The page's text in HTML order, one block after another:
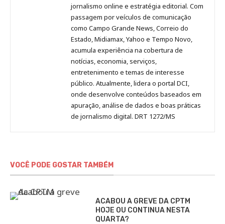
Pinterest
LinkedInInstagram
FacebookMalagolini
jornalismo online e estratégia editorial. Com
passagem por veículos de comunicação
como Campo Grande News, Correio do
Estado, Midiamax, Yahoo e Tempo Novo,
acumula experiência na cobertura de
notícias, economia, serviços,
entretenimento e temas de interesse
público. Atualmente, lidera o portal DCI,
onde desenvolve conteúdos baseados em
apuração, análise de dados e boas práticas
de jornalismo digital. DRT 1272/MS
VOCÊ PODE GOSTAR TAMBÉM
ACABOU A GREVE DA CPTM
HOJE OU CONTINUA NESTA
QUARTA?